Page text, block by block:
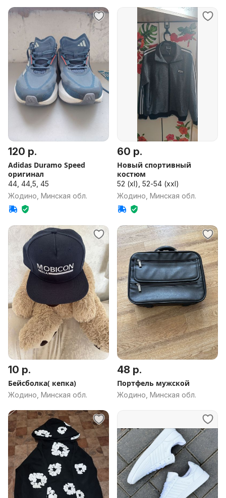
120 р.
Adidas Duramo Speed
оригинал
44, 44,5, 45
Жодино, Минская обл.
60 р.
Новый спортивный
костюм
52 (xl), 52-54 (xxl)
Жодино, Минская обл.
10 р.
Бейсболка( кепка)
Жодино, Минская обл.
48 р.
Портфель мужской
Жодино, Минская обл.